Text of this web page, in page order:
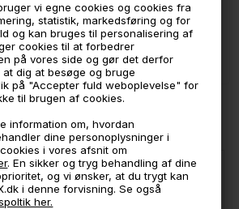
vi egne cookies og cookies fra
statistik, markedsføring og for
og kan bruges til personalisering af
cookies til at forbedrer
på vores side og gør det derfor
dig at besøge og bruge
på "Accepter fuld weboplevelse" for
til brugen af cookies.
information om, hvordan
dine personoplysninger i
i vores afsnit om
. En sikker og tryg behandling af dine
og vi ønsker, at du trygt kan
i denne forvisning. Se også
her.
(9-12)
(24/7)
IDÉER